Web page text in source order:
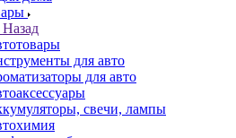
Назад
для авто
для авто
свечи, лампы